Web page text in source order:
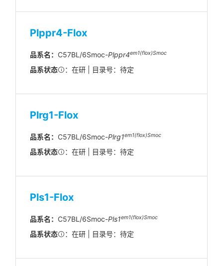
Plppr4-Flox
品系名： C57BL/6Smoc-Plppr4em1(flox)Smoc
品系状态 ：在研 | 目录号：待定
Plrg1-Flox
品系名： C57BL/6Smoc-Plrg1em1(flox)Smoc
品系状态 ：在研 | 目录号：待定
Pls1-Flox
品系名： C57BL/6Smoc-Pls1em1(flox)Smoc
品系状态 ：在研 | 目录号：待定